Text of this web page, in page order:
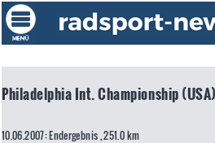
Philadelphia Int. Championship
10.06.2007: Endergebnis , 251.0 km